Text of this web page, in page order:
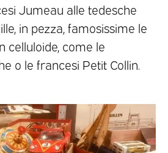
Jumeau alle tedesche
in pezza, famosissime le
celluloide, come le
o le francesi Petit Collin.